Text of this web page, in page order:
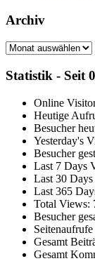
Archiv
Archiv
Statistik - Seit
Online
Heutige
Besucher
Yesterday's
Besucher
Last 7 Days
Last 30
Last 365
Total Views:
Besucher
Seitenaufrufe
Gesamt
Gesamt